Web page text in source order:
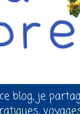
blog, je